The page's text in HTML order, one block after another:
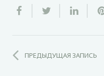
ПРЕДЫДУЩАЯ ЗАПИСЬ